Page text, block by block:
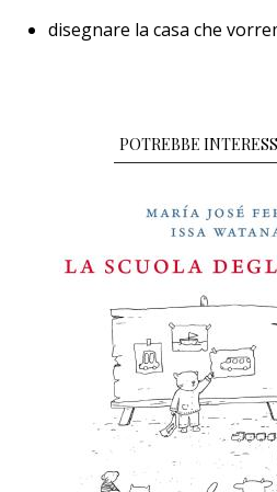
disegnare la casa che
POTREBBE